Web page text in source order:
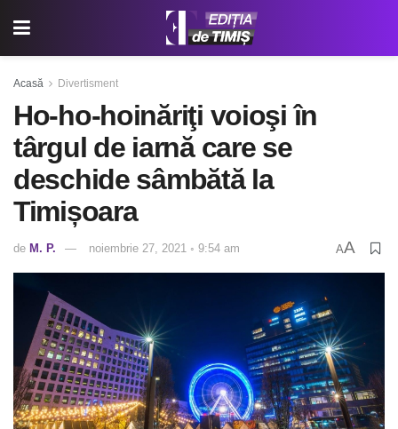
Acasă Divertisment
Ho-ho-hoinăriţi voioşi în
târgul de iarnă care se
deschide sâmbătă la
Timișoara
de M. P. noiembrie 27, 2021 ◦ 9:54 am AA